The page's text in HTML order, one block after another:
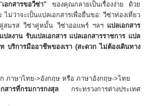
เอกสารขอวีซ่า" ของคุณกลายเป็นเรื่องง่าย ด้วย
ม่ว่าจะเป็นแปลเอกสารเพื่อยื่นขอ: วีซ่าท่องเที่ยว
สมรส วีซ่าคู่หมั้น วีซ่าออแพร์ ฯลฯ แปลเอกสาร
ปลงาน รับแปลเอกสาร แปลเอกสารราชการ แปล
บริการมืออาชีพของเรา (สะดวก ไม่ต้องเดินทาง
ภาษาไทย->อังกฤษ หรือ ภาษาอังกฤษ->ไทย
กสารที่กรมการกงสุล กระทรวงการต่างประเทศ